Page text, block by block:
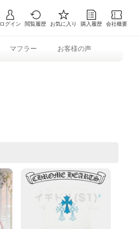
ログイン 閲覧履歴 お気に入り 購入履歴 会社概要
マフラー お客様の声